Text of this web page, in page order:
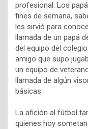
profesional. Los
fines de semana,
les sirvió para
llamada de un papá
del equipo del
amigo que supo
un equipo de
llamada de algún
básicas.
.
La afición al fútbol
quienes hoy